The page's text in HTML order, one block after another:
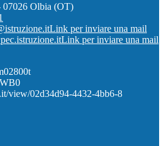
07026 Olbia (OT)
Link per inviare una mail
Link per inviare una mail
view/02d34d94-4432-4bb6-8